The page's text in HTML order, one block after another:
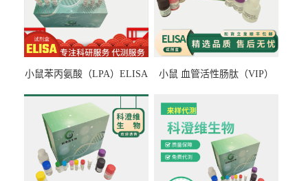
小鼠苯丙氨酸（LPA）ELISA
小鼠 血管活性肠肽（VIP）